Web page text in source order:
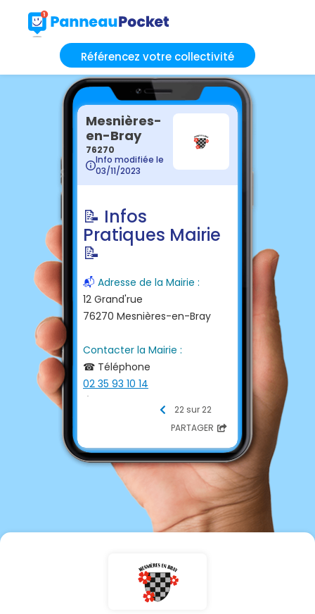
Référencez votre collectivité
Mesnières-
en-Bray
76270
Info modifiée le
03/11/2023
📝 Infos
Pratiques Mairie
📝
📬 Adresse de la Mairie :
12 Grand'rue
76270 Mesnières-en-Bray
Contacter la Mairie :
☎ Téléphone
02 35 93 10 14
📩 E-mail
mairie.mesnieres@wanadoo.f
💻 Site internet
http://www.mesnieres-en-
Horaires Mairie :
Lundi : 16h00 - 18h00
22 sur 22
PARTAGER